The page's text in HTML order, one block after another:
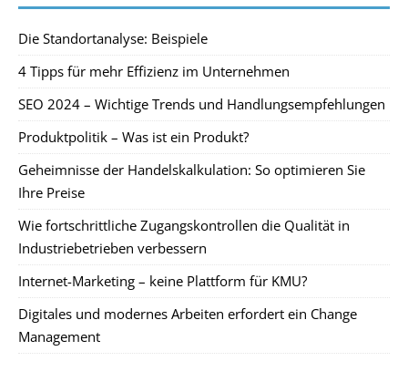
Die Standortanalyse: Beispiele
4 Tipps für mehr Effizienz im Unternehmen
SEO 2024 – Wichtige Trends und Handlungsempfehlungen
Produktpolitik – Was ist ein Produkt?
Geheimnisse der Handelskalkulation: So optimieren Sie
Ihre Preise
Wie fortschrittliche Zugangskontrollen die Qualität in
Industriebetrieben verbessern
Internet-Marketing – keine Plattform für KMU?
Digitales und modernes Arbeiten erfordert ein Change
Management